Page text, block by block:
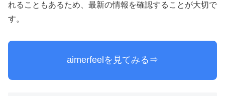
れることもあるため、最新の情報を確認することが大切で
す。
aimerfeelを見てみる⇒